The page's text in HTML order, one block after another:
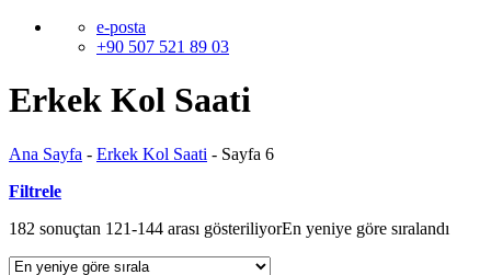
e-posta
+90 507 521 89 03
Erkek Kol Saati
Ana Sayfa - Erkek Kol Saati - Sayfa 6
Filtrele
182 sonuçtan 121-144 arası gösteriliyorEn yeniye göre sıralandı